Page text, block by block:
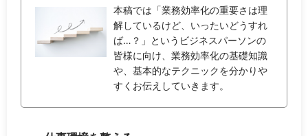
本稿では「業務効率化の重要さは理
解しているけど、いったいどうすれ
ば…？」というビジネスパーソンの
皆様に向け、業務効率化の基礎知識
や、基本的なテクニックを分かりや
すくお伝えしていきます。